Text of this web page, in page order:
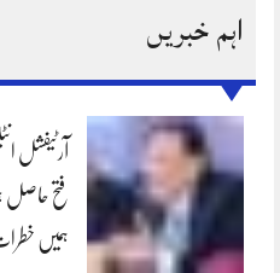
اہم خبریں
آرٹیفشل
ہمیں